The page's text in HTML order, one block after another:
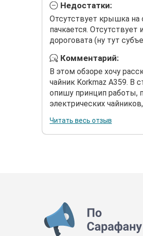
Недостатки:
Отсутствует крышка на
пачкается.
дороговата (ну тут
Комментарий:
В этом обзоре хочу
чайник Korkmaz A359. В
опишу принцип работы,
электрических
Читать весь отзыв